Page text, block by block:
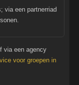
via een partnerriad
via een agency
voor groepen in